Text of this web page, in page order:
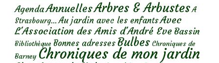
AgendaAnnuellesArbres & Arbustes A
Strasbourg... Au jardin avec les enfantsAvec
L'Association des Amis d'André Eve Bassin
Bibliothèque Bonnes adresses Bulbes Chroniques de
Barney Chroniques de mon jardin